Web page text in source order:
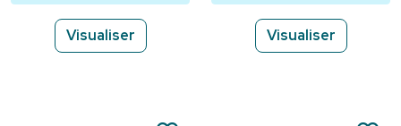
Visualiser Visualiser